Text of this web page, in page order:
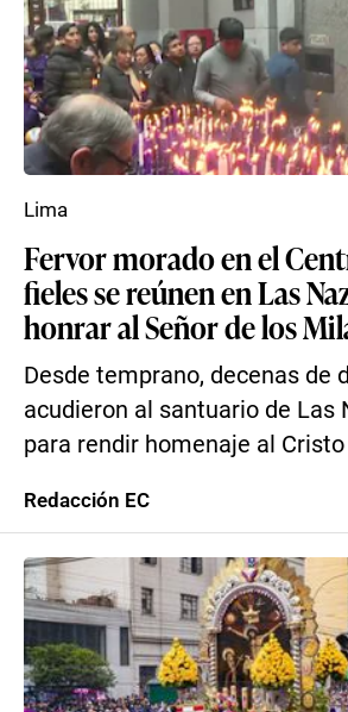
Fervor morado en el
fieles se reúnen en Las
honrar al Señor de los
Desde temprano, decenas de
acudieron al santuario de Las
para rendir homenaje al
Lima
Redacción EC